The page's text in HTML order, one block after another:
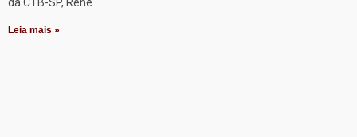
da CTB-SP, Rene
Leia mais »